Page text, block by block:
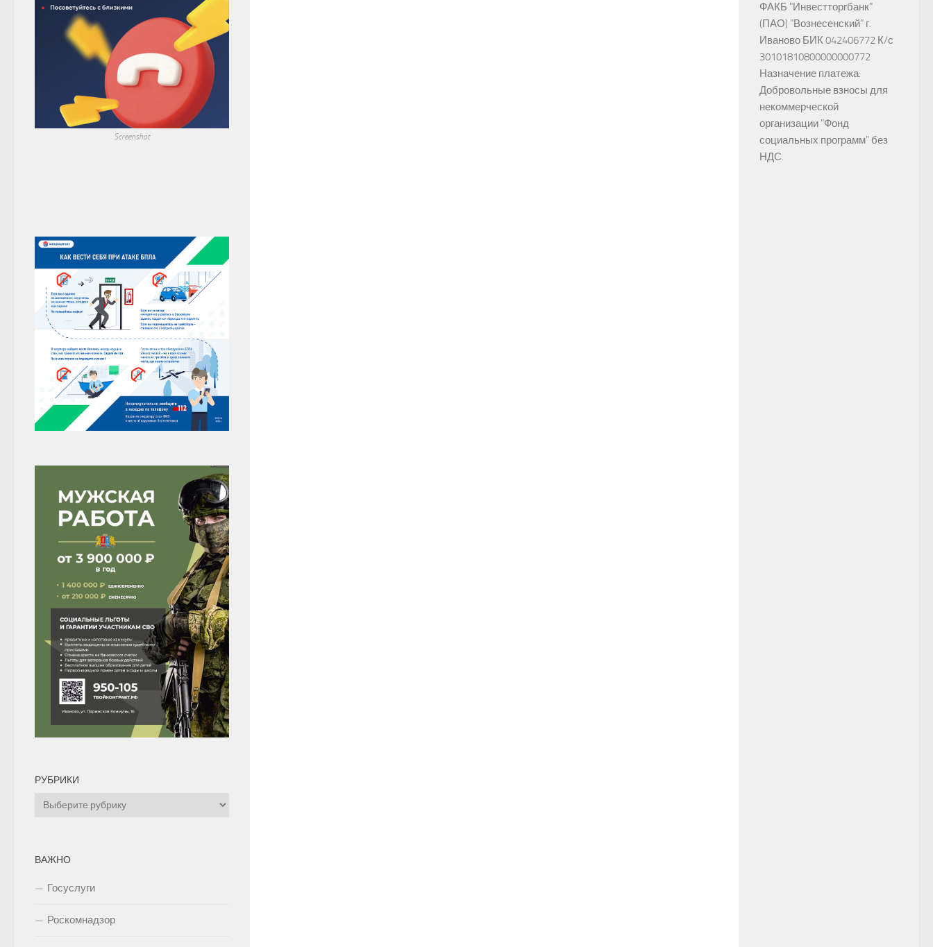
Screenshot
РУБРИКИ
Рубрики
ВАЖНО
Госуслуги
Роскомнадзор
ФАКБ "Инвестторгбанк"
(ПАО) "Вознесенский" г.
Иваново БИК 042406772 К/с
30101810800000000772
Назначение платежа:
Добровольные взносы для
некоммерческой
организации "Фонд
социальных программ" без
НДС.